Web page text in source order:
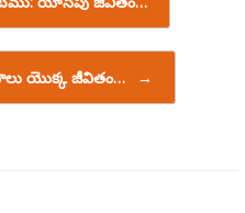
యొక్క జీవితం… →